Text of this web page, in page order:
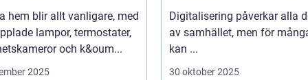
hem blir allt vanligare, med
lampor, termostater,
och k&oum...
2025
Digitalisering påverkar alla
av samhället, men för
kan ...
30 oktober 2025